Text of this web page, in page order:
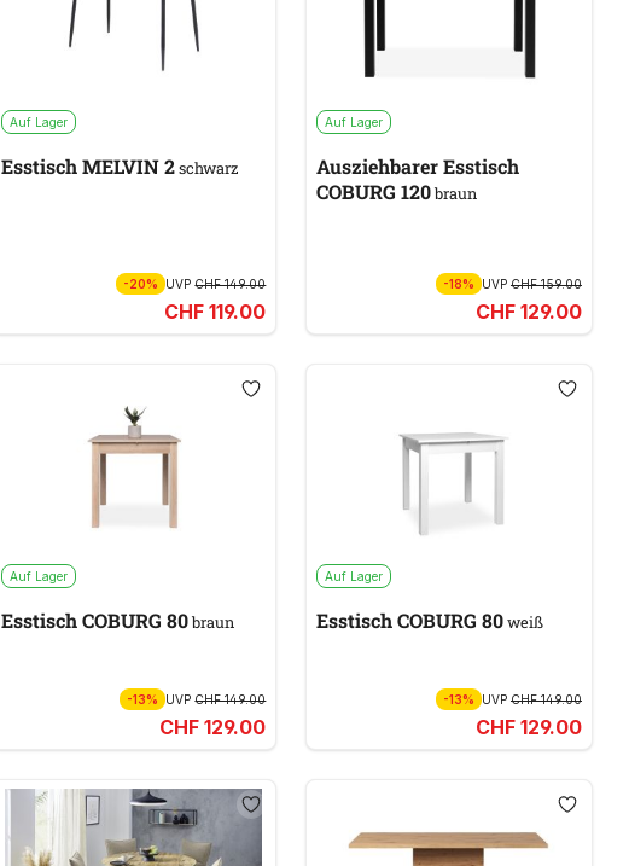
Auf Lager
Esstisch MELVIN 2schwarz
-20% UVPCHF 149.00
CHF 119.00
Auf Lager
Ausziehbarer Esstisch
COBURG 120braun
-18% UVP CHF 159.00
CHF 129.00
Auf Lager
Esstisch COBURG 80braun
-13% UVPCHF 149.00
CHF 129.00
Auf Lager
Esstisch COBURG 80weiß
-13% UVP CHF 149.00
CHF 129.00